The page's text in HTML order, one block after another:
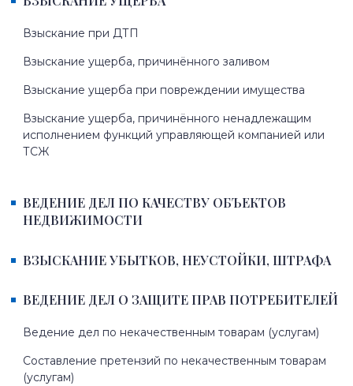
Взыскание при ДТП
Взыскание ущерба, причинённого заливом
Взыскание ущерба при повреждении имущества
Взыскание ущерба, причинённого ненадлежащим
исполнением функций управляющей компанией или
ТСЖ
ВЕДЕНИЕ ДЕЛ ПО КАЧЕСТВУ ОБЪЕКТОВ
НЕДВИЖИМОСТИ
ВЗЫСКАНИЕ УБЫТКОВ, НЕУСТОЙКИ, ШТРАФА
ВЕДЕНИЕ ДЕЛ О ЗАЩИТЕ ПРАВ ПОТРЕБИТЕЛЕЙ
Ведение дел по некачественным товарам (услугам)
Составление претензий по некачественным товарам
(услугам)